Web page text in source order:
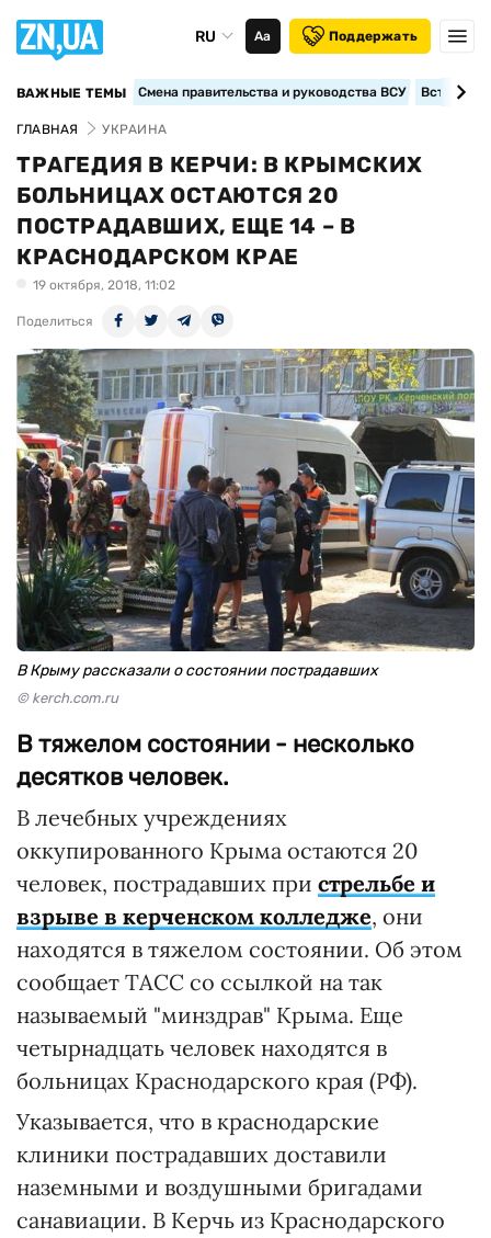
RU Аа Поддержать
ВАЖНЫЕ ТЕМЫ Смена правительства и руководства ВСУ
ГЛАВНАЯ УКРАИНА
ТРАГЕДИЯ В КЕРЧИ: В КРЫМСКИХ
БОЛЬНИЦАХ ОСТАЮТСЯ 20
ПОСТРАДАВШИХ, ЕЩЕ 14 – В
КРАСНОДАРСКОМ КРАЕ
19 октября, 2018, 11:02
Поделиться
В Крыму рассказали о состоянии пострадавших
© kerch.com.ru
В тяжелом состоянии - несколько
десятков человек.
В лечебных учреждениях
оккупированного Крыма остаются 20
человек, пострадавших при стрельбе и
взрыве в керченском колледже, они
находятся в тяжелом состоянии. Об этом
сообщает ТАСС со ссылкой на так
называемый "минздрав" Крыма. Еще
четырнадцать человек находятся в
больницах Краснодарского края (РФ).
Указывается, что в краснодарские
клиники пострадавших доставили
наземными и воздушными бригадами
санавиации. В Керчь из Краснодарского